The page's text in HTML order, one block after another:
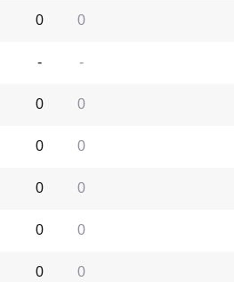
0
0
-
-
0
0
0
0
0
0
0
0
0
0